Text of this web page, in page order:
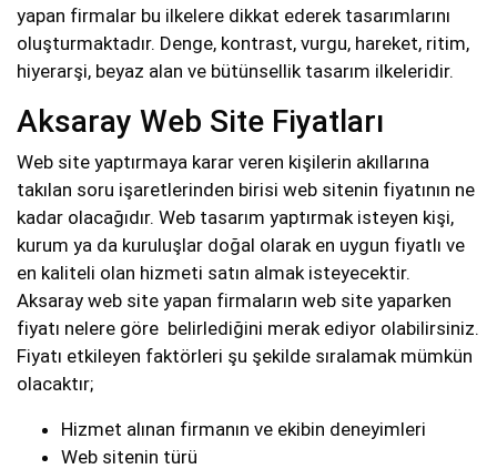
yapan firmalar bu ilkelere dikkat ederek tasarımlarını
oluşturmaktadır. Denge, kontrast, vurgu, hareket, ritim,
hiyerarşi, beyaz alan ve bütünsellik tasarım ilkeleridir.
Aksaray Web Site Fiyatları
Web site yaptırmaya karar veren kişilerin akıllarına
takılan soru işaretlerinden birisi web sitenin fiyatının ne
kadar olacağıdır. Web tasarım yaptırmak isteyen kişi,
kurum ya da kuruluşlar doğal olarak en uygun fiyatlı ve
en kaliteli olan hizmeti satın almak isteyecektir.
Aksaray web site yapan firmaların web site yaparken
fiyatı nelere göre belirlediğini merak ediyor olabilirsiniz.
Fiyatı etkileyen faktörleri şu şekilde sıralamak mümkün
olacaktır;
Hizmet alınan firmanın ve ekibin deneyimleri
Web sitenin türü